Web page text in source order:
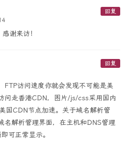
回复
谢来访！
回复
FTP访问速度你就会发现不可能是美
问走香港CDN，图片/js/css采用国内
国CDN节点加速。关于域名解析管
名解析管理界面，在主机和DNS管理
可正常显示。